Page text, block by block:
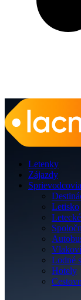
Letenky
Zájazdy
Sprievodcovia
Letisko
Lodné
Hotely